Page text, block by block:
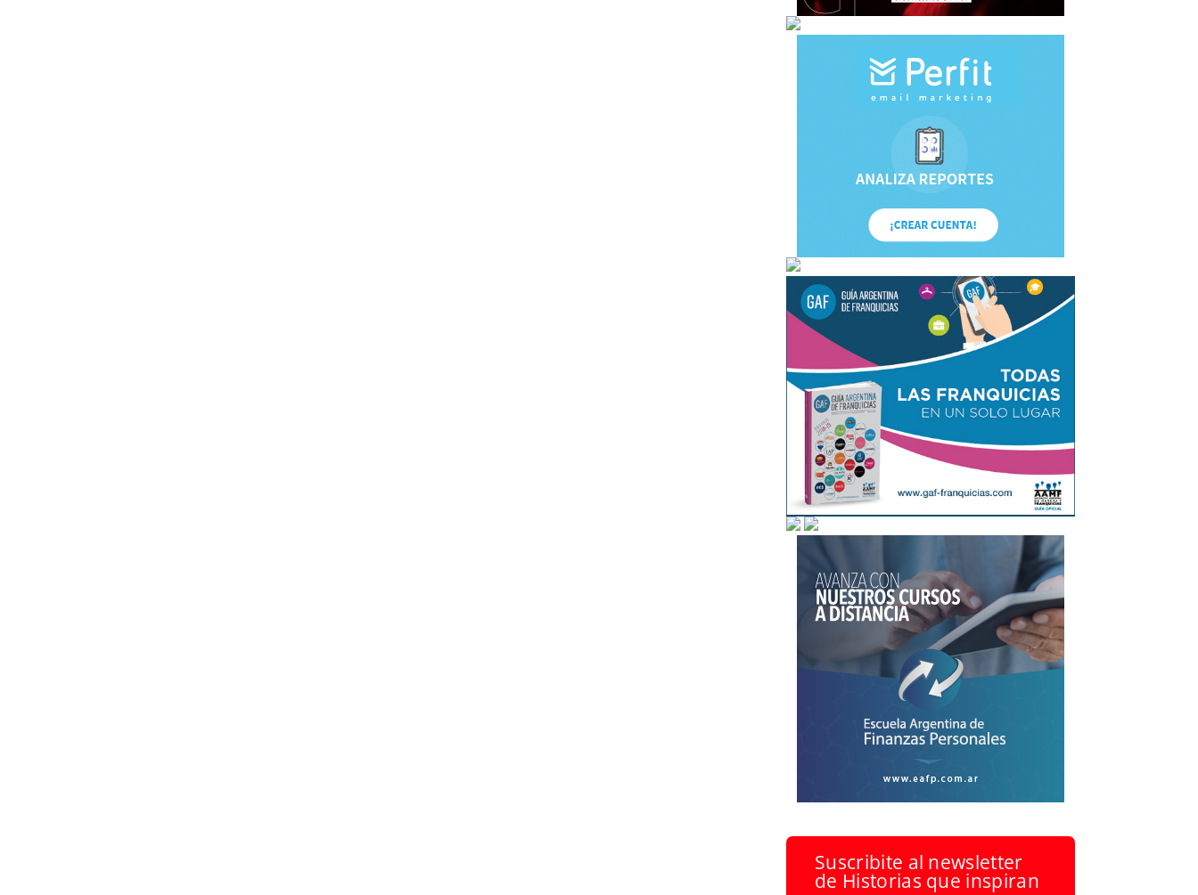
Suscribite al newsletter
de Historias que inspiran